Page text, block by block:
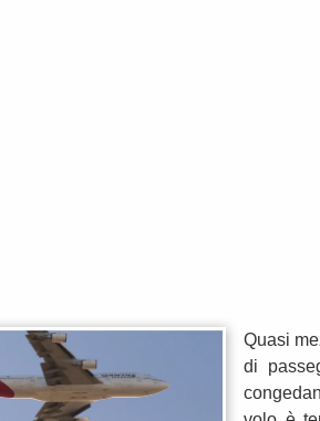
Quasi
di